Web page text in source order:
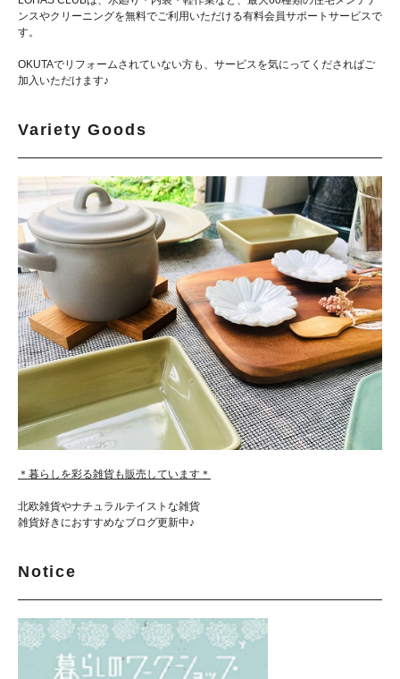
ンスやクリーニングを無料でご利用いただける有料会員サポートサービスで
す。
OKUTAでリフォームされていない方も、サービスを気にってくださればご
加入いただけます♪
Variety Goods
＊暮らしを彩る雑貨も販売しています＊
北欧雑貨やナチュラルテイストな雑貨
雑貨好きにおすすめなブログ更新中♪
Notice